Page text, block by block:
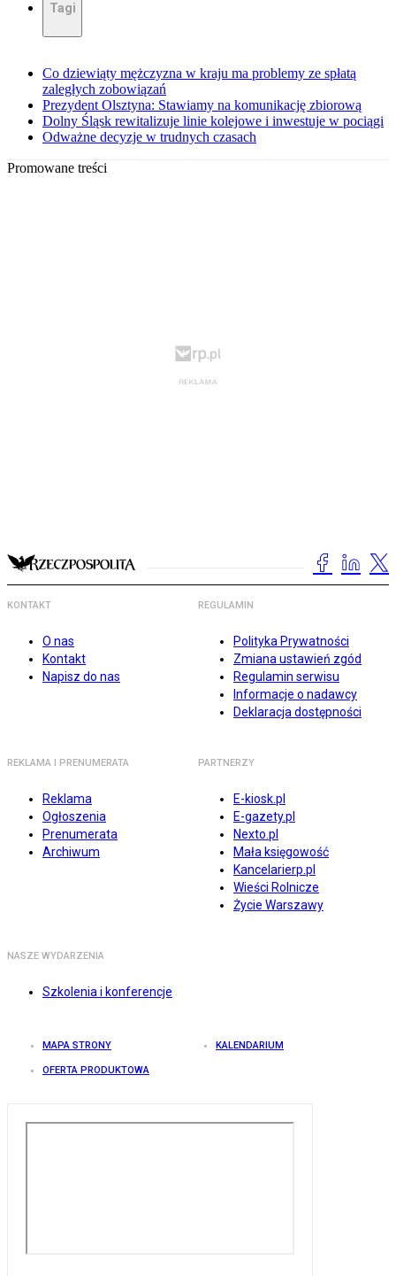
Tagi
Co dziewiąty mężczyzna w kraju ma problemy ze spłatą
zaległych zobowiązań
Prezydent Olsztyna: Stawiamy na komunikację zbiorową
Dolny Śląsk rewitalizuje linie kolejowe i inwestuje w pociągi
Odważne decyzje w trudnych czasach
Promowane treści
KONTAKT
O nas
Kontakt
Napisz do nas
REGULAMIN
Polityka Prywatności
Zmiana ustawień zgód
Regulamin serwisu
Informacje o nadawcy
Deklaracja dostępności
REKLAMA I PRENUMERATA
Reklama
Ogłoszenia
Prenumerata
Archiwum
PARTNERZY
E-kiosk.pl
E-gazety.pl
Nexto.pl
Mała księgowość
Kancelarierp.pl
Wieści Rolnicze
Życie Warszawy
NASZE WYDARZENIA
Szkolenia i konferencje
MAPA STRONY KALENDARIUM
OFERTA PRODUKTOWA